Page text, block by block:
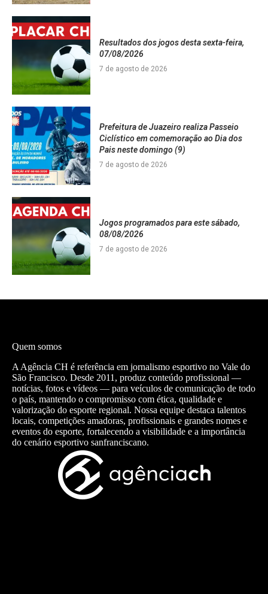
Resultados dos jogos desta sexta-feira,
07/08/2026
7 de agosto de 2026
Prefeitura de Juazeiro realiza Passeio
Ciclístico em comemoração ao Dia dos
Pais neste domingo (9)
7 de agosto de 2026
Jogos programados para este sábado,
08/08/2026
7 de agosto de 2026
Quem somos
A Agência CH é referência em jornalismo esportivo no Vale do
São Francisco. Desde 2011, produz conteúdo profissional —
notícias, fotos e vídeos — para veículos de comunicação de todo
o país, mantendo o compromisso com ética, qualidade e
valorização do esporte regional. Nossa equipe destaca talentos
locais, competições amadoras, profissionais e grandes nomes e
eventos do esporte, fortalecendo a visibilidade e a importância
do cenário esportivo sanfranciscano.